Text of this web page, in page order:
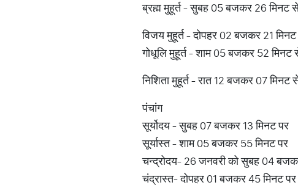
ब्रह्म मुहूर्त - सुबह 05 बजकर 26
विजय मुहूर्त - दोपहर 02 बजकर 21
गोधूलि मुहूर्त - शाम 05 बजकर 52
निशिता मुहूर्त - रात 12 बजकर 07
पंचांग
सूर्योदय - सुबह 07 बजकर 13 मिनट पर
सूर्यास्त - शाम 05 बजकर 55 मिनट पर
चन्द्रोदय- 26 जनवरी को सुबह 04
चंद्रास्त- दोपहर 01 बजकर 45 मिनट पर